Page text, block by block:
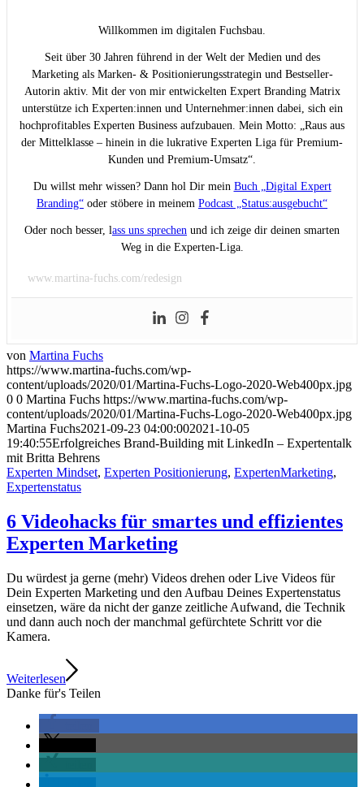
Willkommen im digitalen Fuchsbau.
Seit über 30 Jahren führend in der Welt der Medien und des
Marketing als Marken- & Positionierungsstrategin und Bestseller-
Autorin aktiv. Mit der von mir entwickelten Expert Branding Matrix
unterstütze ich Experten:innen und Unternehmer:innen dabei, sich ein
hochprofitables Experten Business aufzubauen. Mein Motto: „Raus aus
der Mittelklasse – hinein in die lukrative Experten Liga für Premium-
Kunden und Premium-Umsatz“.
Du willst mehr wissen? Dann hol Dir mein Buch „Digital Expert
Branding“ oder stöbere in meinem Podcast „Status:ausgebucht“
Oder noch besser, lass uns sprechen und ich zeige dir deinen smarten
Weg in die Experten-Liga.
www.martina-fuchs.com/redesign
von Martina Fuchs
https://www.martina-fuchs.com/wp-
content/uploads/2020/01/Martina-Fuchs-Logo-2020-Web400px.jpg
0 0 Martina Fuchs https://www.martina-fuchs.com/wp-
content/uploads/2020/01/Martina-Fuchs-Logo-2020-Web400px.jpg
Martina Fuchs2021-09-23 04:00:002021-10-05
19:40:55Erfolgreiches Brand-Building mit LinkedIn – Expertentalk
mit Britta Behrens
Experten Mindset, Experten Positionierung, ExpertenMarketing,
Expertenstatus
6 Videohacks für smartes und effizientes
Experten Marketing
Du würdest ja gerne (mehr) Videos drehen oder Live Videos für
Dein Experten Marketing und den Aufbau Deines Expertenstatus
einsetzen, wäre da nicht der ganze zeitliche Aufwand, die Technik
und dann auch noch der manchmal gefürchtete Schritt vor die
Kamera.
Weiterlesen
Danke für's Teilen